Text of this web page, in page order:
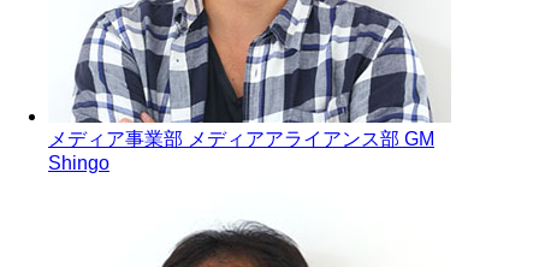
メディア事業部 メディアアライアンス部 GM
Shingo